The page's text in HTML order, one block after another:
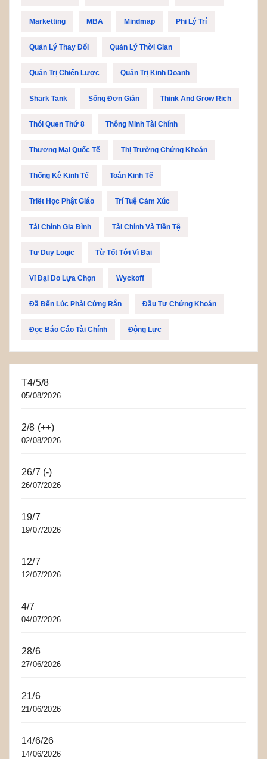
Marketting MBA Mindmap Phi Lý Trí
Quản Lý Thay Đổi Quản Lý Thời Gian
Quản Trị Chiến Lược Quản Trị Kinh Doanh
Shark Tank Sống Đơn Giản Think And Grow Rich
Thói Quen Thứ 8 Thông Minh Tài Chính
Thương Mại Quốc Tế Thị Trường Chứng Khoán
Thống Kê Kinh Tế Toán Kinh Tế
Triết Học Phật Giáo Trí Tuệ Cảm Xúc
Tài Chính Gia Đình Tài Chính Và Tiền Tệ
Tư Duy Logic Từ Tốt Tới Vĩ Đại
Vĩ Đại Do Lựa Chọn Wyckoff
Đã Đến Lúc Phải Cứng Rắn Đầu Tư Chứng Khoán
Đọc Báo Cáo Tài Chính Động Lực
T4/5/8
05/08/2026
2/8 (++)
02/08/2026
26/7 (-)
26/07/2026
19/7
19/07/2026
12/7
12/07/2026
4/7
04/07/2026
28/6
27/06/2026
21/6
21/06/2026
14/6/26
14/06/2026